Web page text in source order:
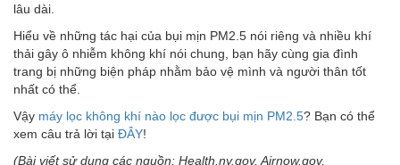
lâu dài.
Hiểu về những tác hại của bụi mịn PM2.5 nói riêng và nhiều khí
thải gây ô nhiễm không khí nói chung, bạn hãy cùng gia đình
trang bị những biện pháp nhằm bảo vệ mình và người thân tốt
nhất có thể.
Vậy máy lọc không khí nào lọc được bụi mịn PM2.5? Bạn có thể
xem câu trả lời tại ĐÂY!
(Bài viết sử dụng các nguồn: Health.ny.gov, Airnow.gov,